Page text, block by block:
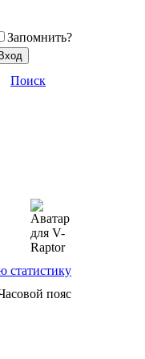
Запомнить?
Поиск
статистику
пояс